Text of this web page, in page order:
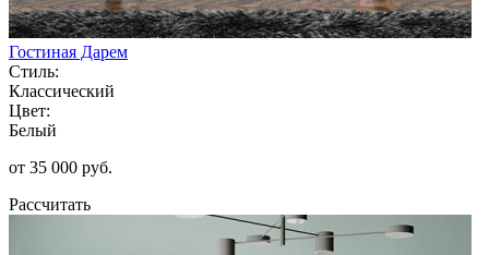
Гостиная Дарем
Стиль:
Классический
Цвет:
Белый
от 35 000 руб.
Рассчитать